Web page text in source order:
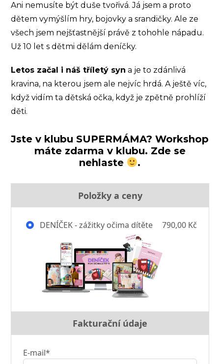
Ani nemusíte být duše tvořivá. Já jsem a proto
dětem vymýšlím hry, bojovky a srandičky. Ale ze
všech jsem nejšťastnější právě z tohohle nápadu.
Už 10 let s dětmi dělám deníčky.
Letos začal i náš tříletý syn a je to zdánlivá
kravina, na kterou jsem ale nejvíc hrdá. A ještě víc,
když vidím ta dětská očka, když je zpětně prohlíží
děti.
Jste v klubu SUPERMÁMA? Workshop
máte zdarma v klubu. Zde se
nehlaste
.
Položky a ceny
DENÍČEK - zážitky očima dítěte 790,00 Kč
Fakturační údaje
E-mail*